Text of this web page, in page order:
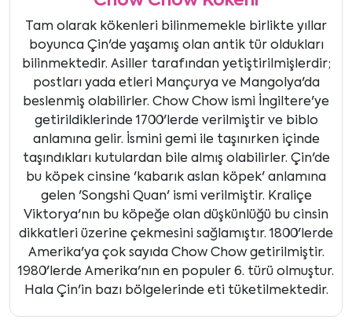
Tam olarak kökenleri bilinmemekle birlikte yıllar
boyunca Çin'de yaşamış olan antik tür oldukları
bilinmektedir. Asiller tarafından yetiştirilmişlerdir;
postları yada etleri Mançurya ve Mangolya'da
beslenmiş olabilirler. Chow Chow ismi İngiltere'ye
getirildiklerinde 1700'lerde verilmiştir ve biblo
anlamına gelir. İsmini gemi ile taşınırken içinde
taşındıkları kutulardan bile almış olabilirler. Çin'de
bu köpek cinsine 'kabarık aslan köpek' anlamına
gelen 'Songshi Quan' ismi verilmiştir. Kraliçe
Viktorya'nın bu köpeğe olan düşkünlüğü bu cinsin
dikkatleri üzerine çekmesini sağlamıştır. 1800'lerde
Amerika'ya çok sayıda Chow Chow getirilmiştir.
1980'lerde Amerika'nın en populer 6. türü olmuştur.
Hala Çin'in bazı bölgelerinde eti tüketilmektedir.